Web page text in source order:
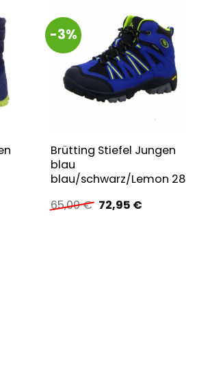
-3%
Brütting Stiefel Jungen
blau
blau/schwarz/Lemon 28
65,00€ Ursprünglicher
Preis
72,95 €Aktueller